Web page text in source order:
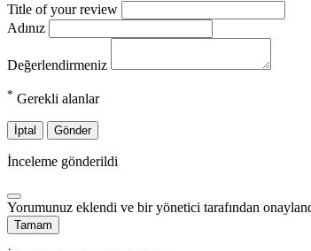
Title of your review
Adınız
Değerlendirmeniz
* Gerekli alanlar
İptal Gönder
İnceleme gönderildi
Yorumunuz eklendi ve bir yönetici tarafından
Tamam